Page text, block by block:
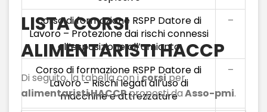
Corso di formazione RSPP Datore di
Lavoro – Protezione dai rischi connessi
all’esposizione all’amianto
–
Corso di formazione RSPP Datore di
Lavoro – Rischi legati all’uso di
macchine e attrezzature
–
LISTA CORSI
ALIMENTARISTI HACCP
Di seguito, la tabella con icorsiper
alimentaristi HACCPproposti daAsso-pmi.